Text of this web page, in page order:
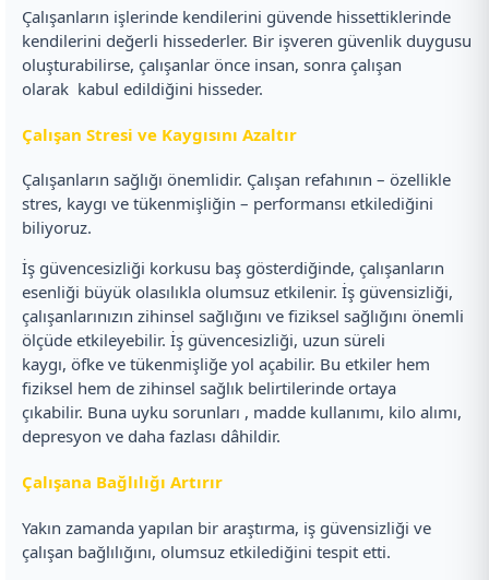
Çalışanların işlerinde kendilerini güvende hissettiklerinde
kendilerini değerli hissederler. Bir işveren güvenlik duygusu
oluşturabilirse, çalışanlar önce insan, sonra çalışan
olarak kabul edildiğini hisseder.
Çalışan Stresi ve Kaygısını Azaltır
Çalışanların sağlığı önemlidir. Çalışan refahının – özellikle
stres, kaygı ve tükenmişliğin – performansı etkilediğini
biliyoruz.
İş güvencesizliği korkusu baş gösterdiğinde, çalışanların
esenliği büyük olasılıkla olumsuz etkilenir. İş güvensizliği,
çalışanlarınızın zihinsel sağlığını ve fiziksel sağlığını önemli
ölçüde etkileyebilir. İş güvencesizliği, uzun süreli
kaygı, öfke ve tükenmişliğe yol açabilir. Bu etkiler hem
fiziksel hem de zihinsel sağlık belirtilerinde ortaya
çıkabilir. Buna uyku sorunları , madde kullanımı, kilo alımı,
depresyon ve daha fazlası dâhildir.
Çalışana Bağlılığı Artırır
Yakın zamanda yapılan bir araştırma, iş güvensizliği ve
çalışan bağlılığını, olumsuz etkilediğini tespit etti.